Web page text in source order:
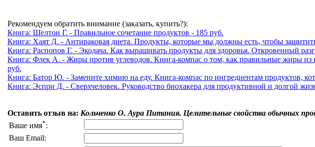
Рекомендуем обратить внимание (заказать, купить?):
Книга: Шелтон Г. - Правильное сочетание продуктов - 185 руб.
Книга: Хаят Д. - Антираковая диета. Продукты, которые мы должны есть, чтобы
Книга: Распопов Г. - Экодача. Как выращивать продукты для здоровья. Откровенный
Книга: Флек А. - Жиры против углеводов. Книга-компас о том, как правильные жиры из
руб.
Книга: Батор Ю. - Замените химию на еду. Книга-компас по ингредиентам продуктов,
Книга: Эспри Д. - Сверхчеловек. Руководство биохакера для продуктивной и долгой
Оставить отзыв на: Кольченко О. Аура Питания. Целительные свойства обычных
Ваше имя*:
Ваш Email: